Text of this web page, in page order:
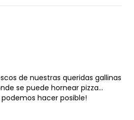
de nuestras queridas gallinas
se puede hornear pizza...
hacer posible!